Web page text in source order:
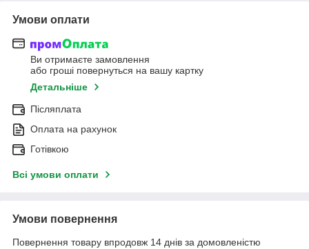
Умови оплати
Ви отримаєте замовлення
або гроші повернуться на вашу картку
Детальніше
Післяплата
Оплата на рахунок
Готівкою
Всі умови оплати
Умови повернення
Повернення товару впродовж 14 днів за домовленістю